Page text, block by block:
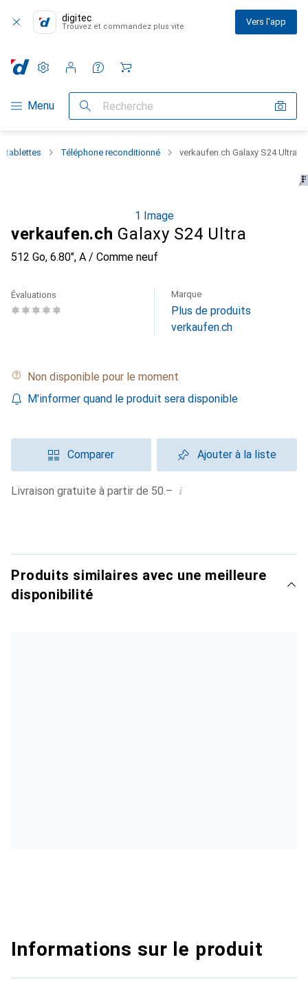
digitec
Trouvez et commandez plus vite Vers l'app
Navigation par catégorie
Menu Recherche
Paramètres
Compte client
Listes de comparaison
Listes d'envies
Panier
tablettes Téléphone reconditionné verkaufen.ch Galaxy S24 Ultra
1 Image
verkaufen.ch Galaxy S24 Ultra
512 Go, 6.80", A / Comme neuf
Évaluations Marque
Plus de produits
verkaufen.ch
Non disponible pour le moment
M'informer quand le produit sera disponible
Comparer Ajouter à la liste
Livraison gratuite à partir de 50.– i
Produits similaires avec une meilleure
disponibilité
Informations sur le produit